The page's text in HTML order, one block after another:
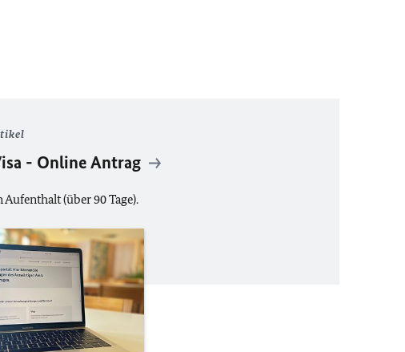
- Online Antrag
(über 90 Tage).